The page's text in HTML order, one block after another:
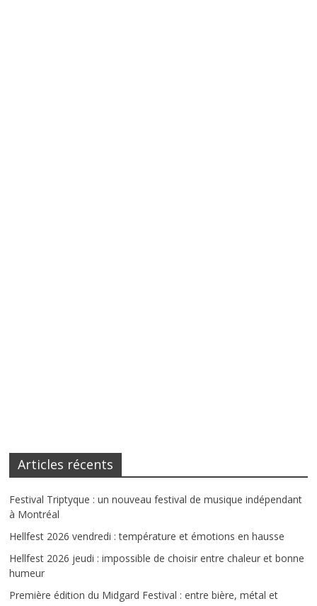
Articles récents
Festival Triptyque : un nouveau festival de musique indépendant
à Montréal
Hellfest 2026 vendredi : température et émotions en hausse
Hellfest 2026 jeudi : impossible de choisir entre chaleur et bonne
humeur
Première édition du Midgard Festival : entre bière, métal et